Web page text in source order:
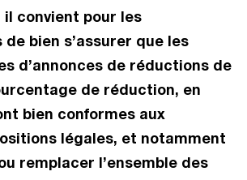
il convient pour les
bien s’assurer que les
d’annonces de réductions de
de réduction, en
bien conformes aux
légales, et notamment
remplacer l’ensemble des